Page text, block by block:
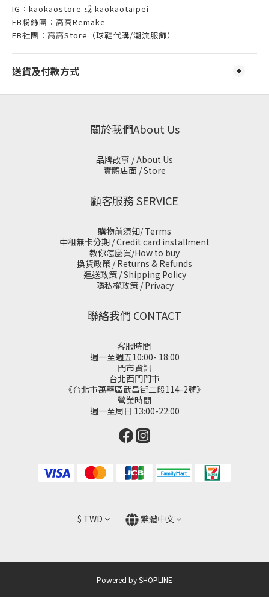
IG：kaokaostore 或 kaokaotaipei
FB粉絲團：高高Remake
FB社團：高高Store（球鞋代購/潮流服飾）
送貨及付款方式
關於我們About Us
品牌故事 / About Us
實體店面 / Store
顧客服務 SERVICE
購物前須知/ Terms
中租無卡分期 / Credit card installment
教你怎麼買/How to buy
換貨政策 / Returns & Refunds
運送政策 / Shipping Policy
隱私權政策 / Privacy
聯絡我們 CONTACT
客服時間
週一至週五10:00- 18:00
門市資訊
台北西門門市
《台北市萬華區武昌街二段114-2號》
營業時間
週一至周日 13:00-22:00
$ TWD 繁體中文
Powered by SHOPLINE